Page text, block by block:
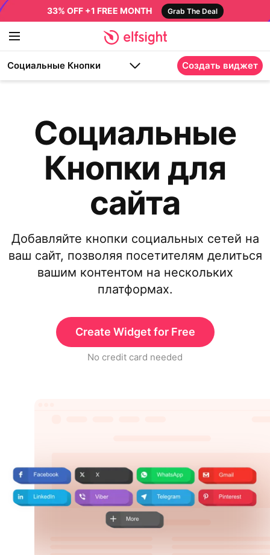
33% OFF +1 FREE MONTH Grab The Deal
Социальные Кнопки Создать виджет
Социальные
Кнопки для
сайта
Добавляйте кнопки социальных сетей на
ваш сайт, позволяя посетителям делиться
вашим контентом на нескольких
платформах.
Create Widget for Free
No credit card needed